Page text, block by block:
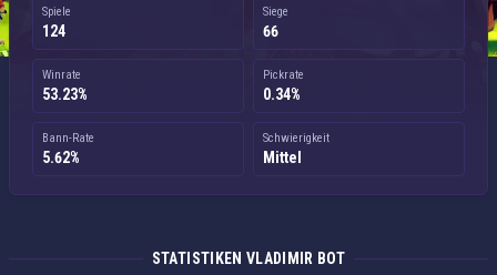
Spiele
124
Siege
66
Winrate
53.23%
Pickrate
0.34%
Bann-Rate
5.62%
Schwierigkeit
Mittel
STATISTIKEN VLADIMIR BOT